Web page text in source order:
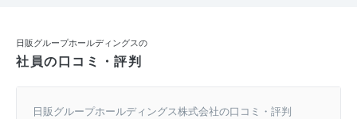
日販グループホールディングスの
社員の口コミ・評判
日販グループホールディングス株式会社の口コミ・評判